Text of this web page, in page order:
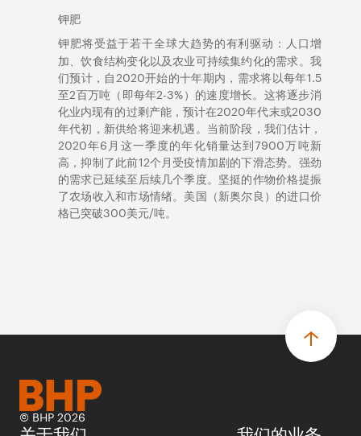
钾肥
钾肥将受益于若干全球大趋势的有利驱动：人口增
加、饮食结构变化以及农业可持续集约化的需求。我
们预计，自2020开始的十年期内，需求将以每年1.5
至2百万吨（即每年2-3%）的速度增长。 这将逐步消
化业内现有的过剩产能，预计在2020年代末或2030
年代初，新供给将迎来机遇。 当前阶段 ，我们估计，
2020年6 月这一季度的年化销量达到7900万吨新
高，抑制了此前12个月受疫情加剧的下滑态势。强劲
的需求已延续至后续几个季度。坚挺的作物价格提振
了农场收入和市场情绪。美国（新奥尔良）的进口价
格已突破300美元/吨。
© BHP 2026